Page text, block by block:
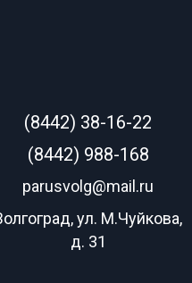
(8442) 38-16-22
(8442) 988-168
parusvolg@mail.ru
ул. М.Чуйкова,
д. 31